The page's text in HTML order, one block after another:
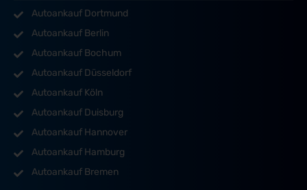
Autoankauf Dortmund
Autoankauf Berlin
Autoankauf Bochum
Autoankauf Düsseldorf
Autoankauf Köln
Autoankauf Duisburg
Autoankauf Hannover
Autoankauf Hamburg
Autoankauf Bremen